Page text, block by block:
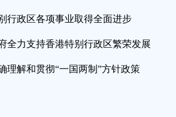
政区各项事业取得全面进步
力支持香港特别行政区繁荣发展
解和贯彻“一国两制”方针政策